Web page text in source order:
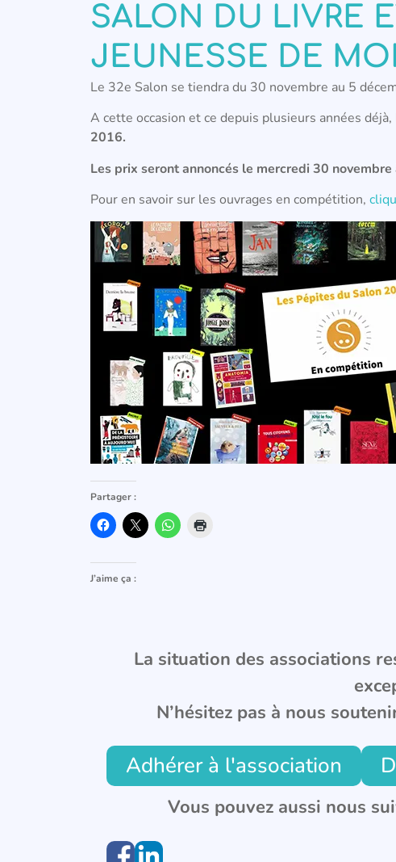
SALON DU LIVRE
JEUNESSE DE
Le 32e Salon se tiendra du 30 novembre au 5
A cette occasion et ce depuis plusieurs années déjà,
2016.
Les prix seront annoncés le mercredi 30
Pour en savoir sur les ouvrages en compétition,
Partager :
J’aime ça :
La situation des associations
N’hésitez pas à nous
Adhérer à l'association
Vous pouvez aussi nous